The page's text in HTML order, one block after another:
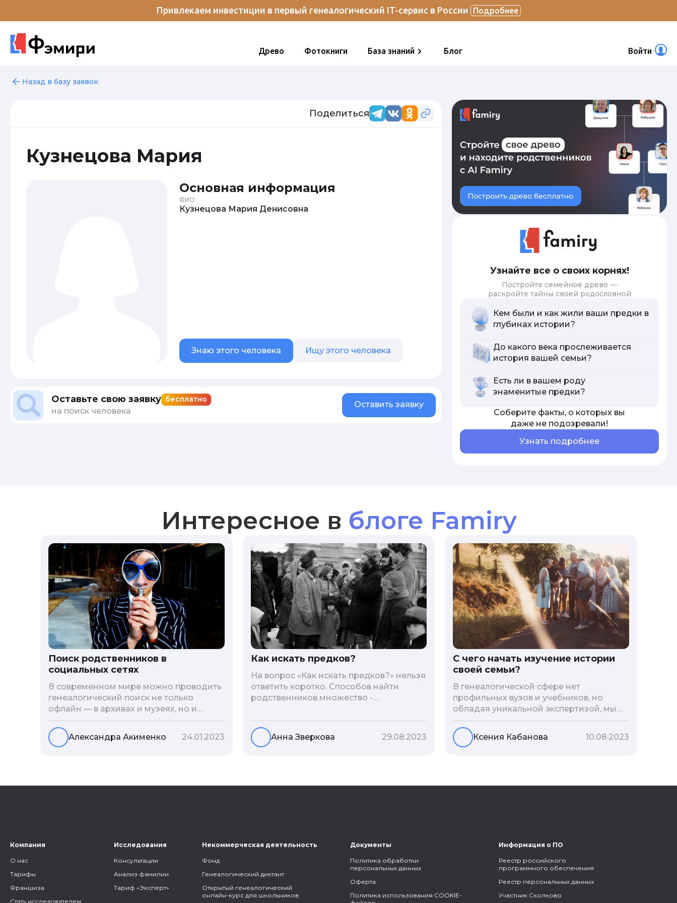
Привлекаем инвестиции в первый генеалогический IT-сервис в России Подробнее
Древо Фотокниги База знаний Блог Войти
Назад в базу заявок
Поделиться
Кузнецова Мария
Основная информация
ФИО
Кузнецова Мария Денисовна
Знаю этого человека Ищу этого человека
Оставьте свою заявку бесплатно
на поиск человека
Оставить заявку
Узнайте все о своих корнях!
Постройте семейное древо —
раскройте тайны своей родословной
Кем были и как жили ваши предки в
глубинах истории?
До какого века прослеживается
история вашей семьи?
Есть ли в вашем роду
знаменитые предки?
Соберите факты, о которых вы
даже не подозревали!
Узнать подробнее
Интересное в блоге Famiry
Поиск родственников в
социальных сетях
В современном мире можно проводить
генеалогический поиск не только
офлайн — в архивах и музеях, но и
воспользоваться интернетом. Сегодня
мы расскажем вам как и в каких
социальных сетях можно провести
то, как грамотно построить с ними
Александра Акименко 24.01.2023
Как искать предков?
На вопрос «Как искать предков?» нельзя
ответить коротко. Способов найти
родственников множество -
социальные сети, ДНК-тесты, онлайн-
базы. Именно поэтому мы сделали для
вас подборку лучших статей блога
Анна Зверкова 29.08.2023
С чего начать изучение истории
своей семьи?
В генеалогической сфере нет
профильных вузов и учебников, но
обладая уникальной экспертизой, мы
разработали авторскую методологию
проведения архивно-генеалогических
исследований, ее мы закладываем и
Ксения Кабанова 10.08.2023
Компания
О нас
Тарифы
Франшиза
Стать исследователем
Исследования
Консультации
Анализ фамилии
Тариф «Эксперт»
Некоммерческая деятельность
Фонд
Генеалогический диктант
Открытый генеалогический
онлайн-курс для школьников
Документы
Политика обработки
персональных данных
Оферта
Политика использования COOKIE-
Информация о ПО
Реестр российского
программного обеспечения
Реестр персональных данных
Участник Сколково